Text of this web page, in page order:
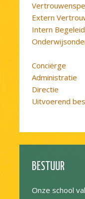
Extern
Intern
Conciërge
Administratie
Directie
Uitvoerend
BESTUUR
Onze school